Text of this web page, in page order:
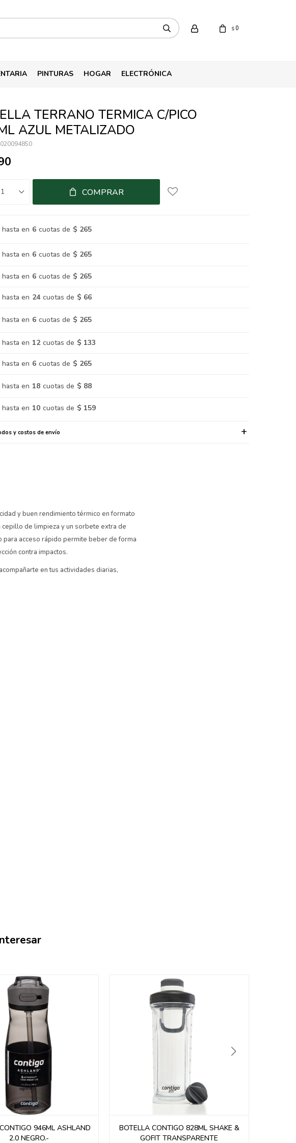
PINTURAS HOGAR ELECTRÓNICA
$ 0
TERRANO TERMICA C/PICO
AZUL METALIZADO
1 COMPRAR
hasta en 6 cuotas de $ 265
hasta en 6 cuotas de $ 265
hasta en 6 cuotas de $ 265
hasta en 24 cuotas de $ 66
hasta en 6 cuotas de $ 265
hasta en 12 cuotas de $ 133
hasta en 6 cuotas de $ 265
hasta en 18 cuotas de $ 88
hasta en 10 cuotas de $ 159
y costos de envío
y buen rendimiento térmico en formato
de limpieza y un sorbete extra de
para acceso rápido permite beber de forma
contra impactos.
en tus actividades diarias,
946ML ASHLAND
2.0 NEGRO.-
BOTELLA CONTIGO 828ML SHAKE &
GOFIT TRANSPARENTE